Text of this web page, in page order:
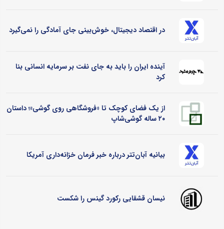
در اقتصاد دیجیتال، خوش‌بینی جای آمادگی را نمی‌گیرد
آینده ایران را باید به جای نفت بر سرمایه انسانی بنا
کرد
از یک فضای کوچک تا «فروشگاهی روی گوشی»؛ داستان
۲۰ ساله گوشی‌شاپ
بیانیه آبان‌تتر درباره خبر فرمان خزانه‌داری آمریکا
نیسان قشقایی رکورد گینس را شکست